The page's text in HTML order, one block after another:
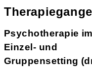
Psychotherapie im
Einzel- und
Gruppensetting